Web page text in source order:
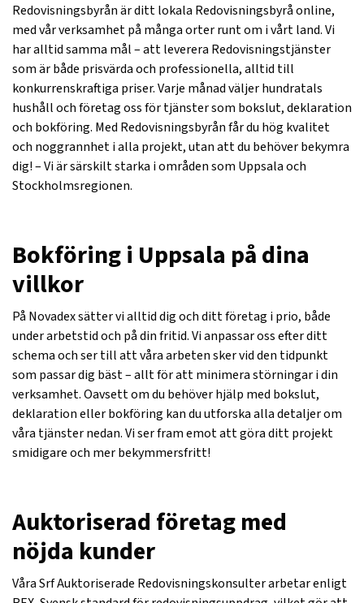
Redovisningsbyrån är ditt lokala Redovisningsbyrå online,
med vår verksamhet på många orter runt om i vårt land. Vi
har alltid samma mål – att leverera Redovisningstjänster
som är både prisvärda och professionella, alltid till
konkurrenskraftiga priser. Varje månad väljer hundratals
hushåll och företag oss för tjänster som bokslut, deklaration
och bokföring. Med Redovisningsbyrån får du hög kvalitet
och noggrannhet i alla projekt, utan att du behöver bekymra
dig! – Vi är särskilt starka i områden som Uppsala och
Stockholmsregionen.
Bokföring i Uppsala på dina
villkor
På Novadex sätter vi alltid dig och ditt företag i prio, både
under arbetstid och på din fritid. Vi anpassar oss efter ditt
schema och ser till att våra arbeten sker vid den tidpunkt
som passar dig bäst – allt för att minimera störningar i din
verksamhet. Oavsett om du behöver hjälp med bokslut,
deklaration eller bokföring kan du utforska alla detaljer om
våra tjänster nedan. Vi ser fram emot att göra ditt projekt
smidigare och mer bekymmersfritt!
Auktoriserad företag med
nöjda kunder
Våra Srf Auktoriserade Redovisningskonsulter arbetar enligt